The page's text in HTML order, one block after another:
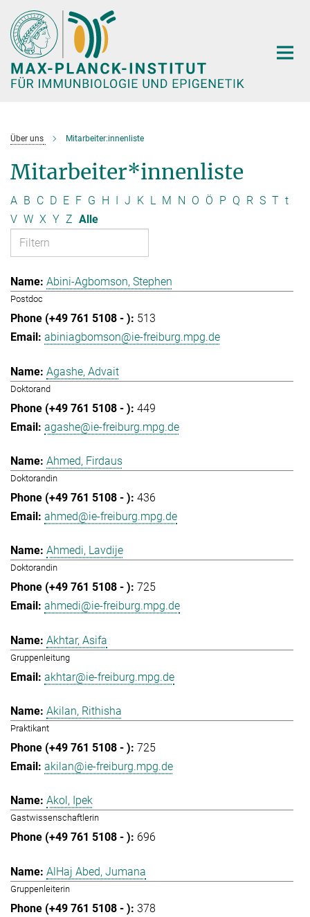
Hauptinhalt
Über uns Mitarbeiter:innenliste
Mitarbeiter*innenliste
A B C D E F G H I J K L M N O Ö P Q R S T t
V W X Y Z Alle
Abini-Agbomson, Stephen
Postdoc
513
abiniagbomson@ie-freiburg.mpg.de
Agashe, Advait
Doktorand
449
agashe@ie-freiburg.mpg.de
Ahmed, Firdaus
Doktorandin
436
ahmed@ie-freiburg.mpg.de
Ahmedi, Lavdije
Doktorandin
725
ahmedi@ie-freiburg.mpg.de
Akhtar, Asifa
Gruppenleitung
akhtar@ie-freiburg.mpg.de
Akilan, Rithisha
Praktikant
725
akilan@ie-freiburg.mpg.de
Akol, Ipek
Gastwissenschaftlerin
696
AlHaj Abed, Jumana
Gruppenleiterin
378